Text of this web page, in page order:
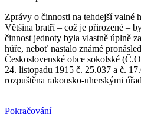
Zprávy o činnosti na tehdejší valné
Většina bratří – což je přirozené –
činnost jednoty byla vlastně úplně
hůře, neboť nastalo známé
Československé obce sokolské
24. listopadu 1915 č. 25.037 a č.
rozpuštěna rakousko-uherskými
Pokračování